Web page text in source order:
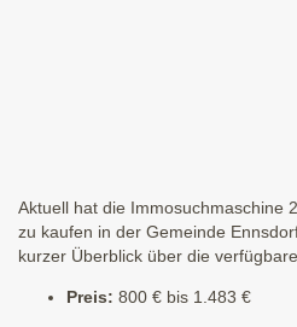
Aktuell hat die Immosuchmaschine
zu kaufen in der Gemeinde
kurzer Überblick über die
Preis: 800 € bis 1.483 €